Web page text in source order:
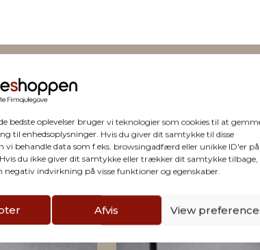
bedste oplevelser bruger vi teknologier som cookies til at
til enhedsoplysninger. Hvis du giver dit samtykke til disse
vi behandle data som f.eks. browsingadfærd eller unikke ID'er på
du ikke giver dit samtykke eller trækker dit samtykke tilbage,
negativ indvirkning på visse funktioner og egenskaber.
Afvis View